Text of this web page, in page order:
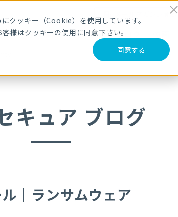
クッキー（Cookie）を使用しています。
様はクッキーの使用に同意下さい。
同意する
メールマガジン登録
導入事例 セミナー ブログ
キュア ブログ
｜ランサムウェア